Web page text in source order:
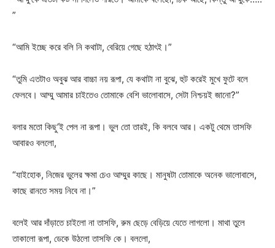
”
“আমি ইচ্ছে করে বলি নি কথাটা, বেরিয়ে গেছে হঠাৎই।”
“তুমি এতটাও অবুঝ আর বাচ্চা নয় রূপা, যে কথাটা না বুঝে, হুট করেই মুখে ফুটে বলে
ফেলবে। আম্মু আমার চাইতেও তোমাকে বেশি ভালোবাসে, সেটা নিশ্চয়ই জানো?”
বলার মতো কিছু’ই পেল না রূপা। ভুল তো তারই, কি বলবে আর। একটু থেমে তাসফি
আবারও বললো,
“যাইহোক, নিজের ভুলের ক্ষমা চেও আম্মুর কাছে। মানুষটা তোমাকে অনেক ভালোবাসে,
কাছে রানতে সময় নিবে না।”
বলেই আর দাঁড়াতে চাইলো না তাসফি, রুম ছেড়ে বেড়িয়ে যেতে লাগলো। মাথা তুলে
তাকালো রূপা, ডেকে উঠলো তাসফি কে। বললো,